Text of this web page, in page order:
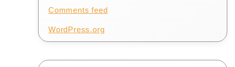
Comments feed
WordPress.org